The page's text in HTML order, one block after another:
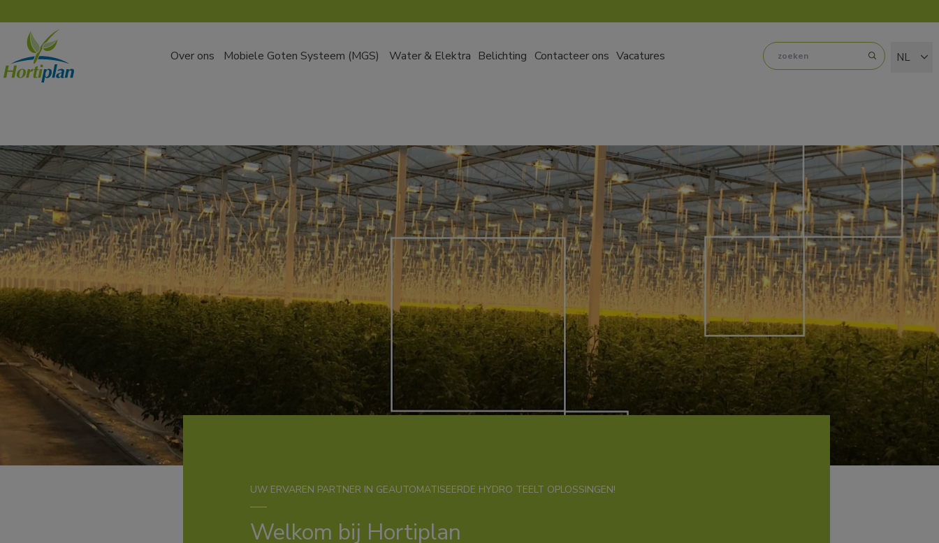
Over ons Mobiele Goten Systeem (MGS) Water & Elektra Belichting Contacteer ons Vacatures NL
UW ERVAREN PARTNER IN GEAUTOMATISEERDE HYDRO TEELT OPLOSSINGEN!
Welkom bij Hortiplan